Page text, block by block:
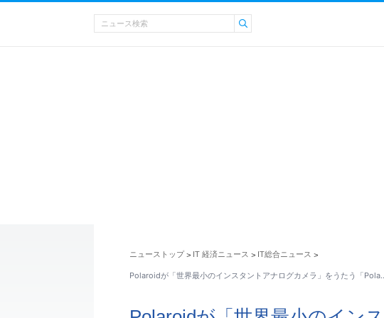
ニューストップ > IT 経済ニュース > IT総合ニュース >
Polaroidが「世界最小のインスタントアナログカメラ」をうたう「